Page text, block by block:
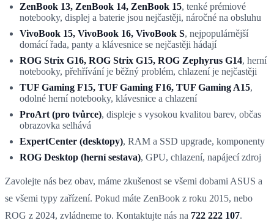
ZenBook 13, ZenBook 14, ZenBook 15, tenké prémiové
notebooky, displej a baterie jsou nejčastěji, náročné na obsluhu
VivoBook 15, VivoBook 16, VivoBook S, nejpopulárnější
domácí řada, panty a klávesnice se nejčastěji hádají
ROG Strix G16, ROG Strix G15, ROG Zephyrus G14, herní
notebooky, přehřívání je běžný problém, chlazení je nejčastěji
TUF Gaming F15, TUF Gaming F16, TUF Gaming A15,
odolné herní notebooky, klávesnice a chlazení
ProArt (pro tvůrce), displeje s vysokou kvalitou barev, občas
obrazovka selhává
ExpertCenter (desktopy), RAM a SSD upgrade, komponenty
ROG Desktop (herní sestava), GPU, chlazení, napájecí zdroj
Zavolejte nás bez obav, máme zkušenost se všemi dobami ASUS a
se všemi typy zařízení. Pokud máte ZenBook z roku 2015, nebo
ROG z 2024, zvládneme to. Kontaktujte nás na 722 222 107.